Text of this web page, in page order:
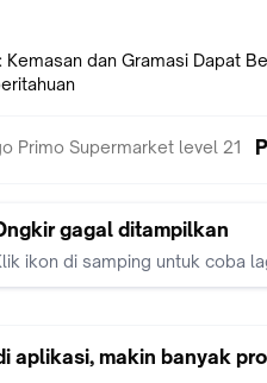
Kemasan dan Gramasi Dapat
gagal ditampilkan
ikon di samping untuk coba
aplikasi, makin banyak